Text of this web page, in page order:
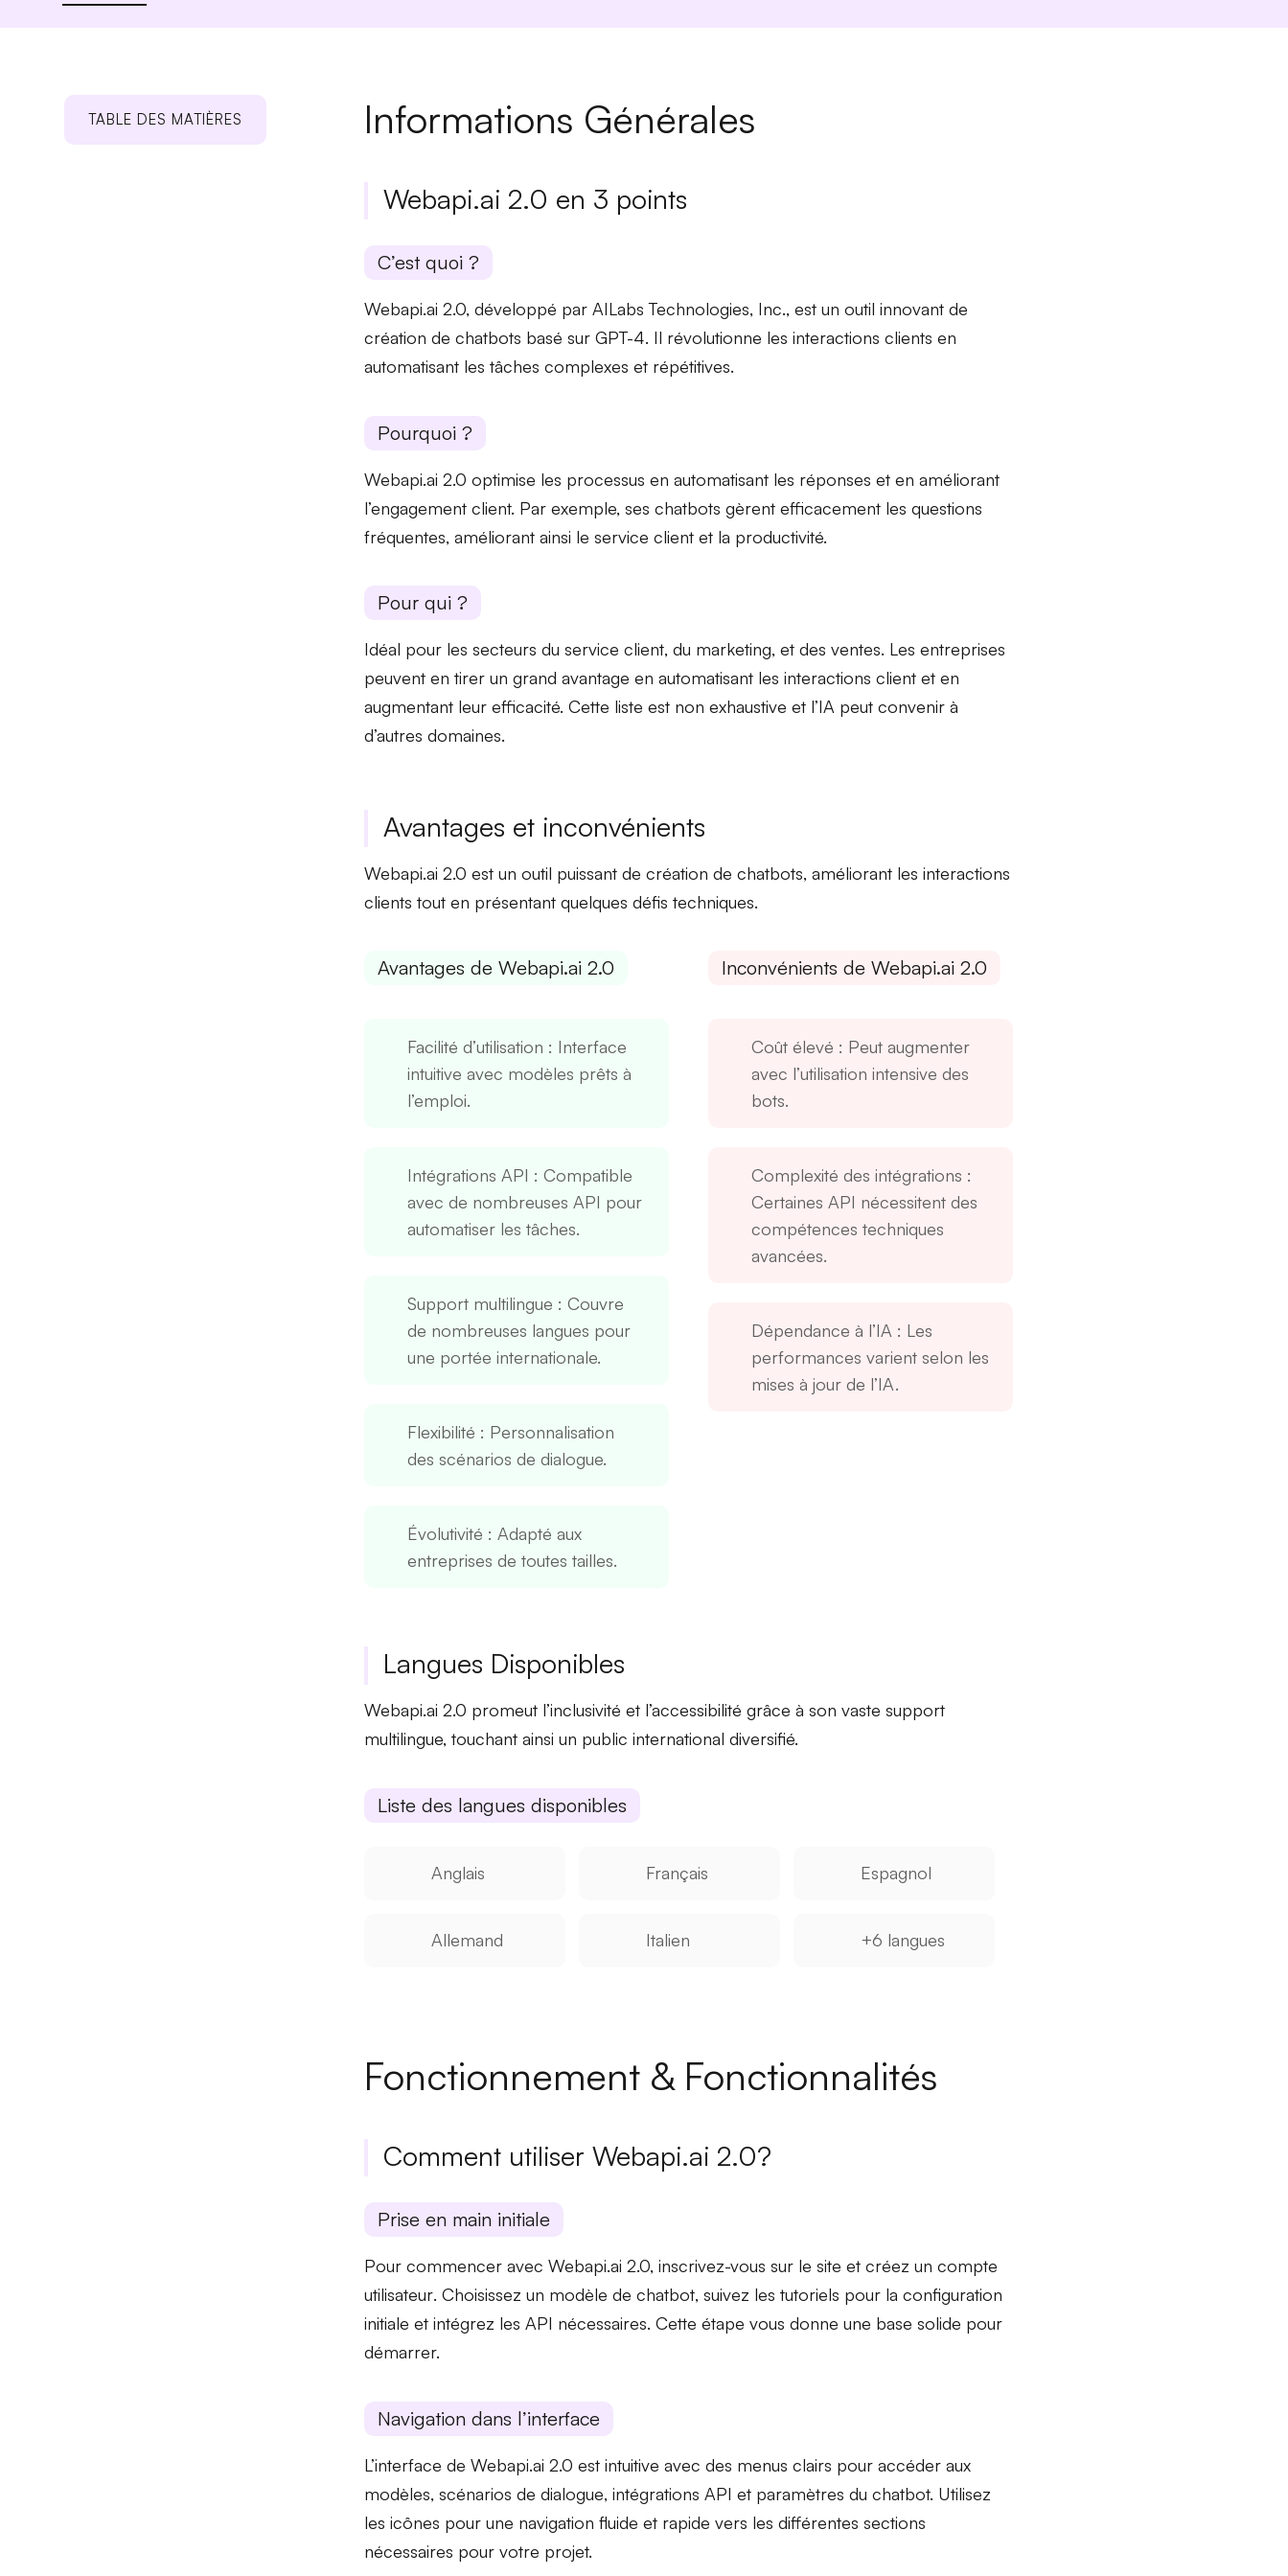
TABLE DES MATIÈRES Informations Générales
Webapi.ai 2.0 en 3 points
C’est quoi ?
Webapi.ai 2.0, développé par AILabs Technologies, Inc., est un outil innovantde
création de chatbots basé sur GPT-4. Il révolutionne les interactions clients en
automatisant les tâches complexes et répétitives.
Pourquoi ?
Webapi.ai 2.0 optimise les processus en automatisant les réponses et en améliorant
l’engagement client. Par exemple, ses chatbots gèrent efficacement les questions
fréquentes, améliorant ainsi le service client et la productivité.
Pour qui ?
Idéal pour les secteurs du service client, du marketing, et des ventes. Les entreprises
peuvent en tirer un grand avantage en automatisant les interactions client et en
augmentant leur efficacité. Cette liste est non exhaustive et l’IA peut convenir à
d’autres domaines.
Avantages et inconvénients
Webapi.ai 2.0 est un outil puissant de création de chatbots, améliorant les interactions
clients tout en présentant quelques défis techniques.
Avantages de Webapi.ai 2.0
Facilité d’utilisation : Interface
intuitive avec modèles prêts à
l’emploi.
Intégrations API : Compatible
avec de nombreuses API pour
automatiser les tâches.
Support multilingue : Couvre
de nombreuses langues pour
une portée internationale.
Flexibilité : Personnalisation
des scénarios de dialogue.
Évolutivité : Adapté aux
entreprises de toutes tailles.
Inconvénients de Webapi.ai 2.0
Coût élevé : Peut augmenter
avec l’utilisation intensive des
bots.
Complexité des intégrations :
Certaines API nécessitent des
compétences techniques
avancées.
Dépendance à l’IA : Les
performances varient selon les
mises à jour de l’IA.
Langues Disponibles
Webapi.ai 2.0 promeut l’inclusivité et l’accessibilité grâce à son vaste support
multilingue, touchant ainsi un public international diversifié.
Liste des langues disponibles
Anglais Français Espagnol
Allemand Italien +6 langues
Fonctionnement & Fonctionnalités
Comment utiliser Webapi.ai 2.0?
Prise en main initiale
Pour commencer avec Webapi.ai 2.0, inscrivez-vous sur le site et créez un compte
utilisateur. Choisissez un modèle de chatbot, suivez les tutoriels pour la configuration
initiale et intégrez les API nécessaires. Cette étape vous donne une base solide pour
démarrer.
Navigation dans l’interface
L’interface de Webapi.ai 2.0 est intuitive avec des menus clairs pour accéder aux
modèles, scénarios de dialogue, intégrations API et paramètres du chatbot. Utilisez
les icônes pour une navigation fluide et rapide vers les différentes sections
nécessaires pour votre projet.